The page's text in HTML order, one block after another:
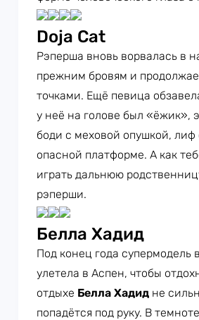
Doja Cat
Рэперша вновь ворвалась в
прежним бровям и
точками. Ещё певица
у неё на голове был «ёжик»,
боди с меховой опушкой,
опасной платформе. А как
играть дальнюю
рэперши.
Белла Хадид
Под конец года
улетела в Аспен, чтобы
отдыхе Белла Хадид не
попадётся под руку. В